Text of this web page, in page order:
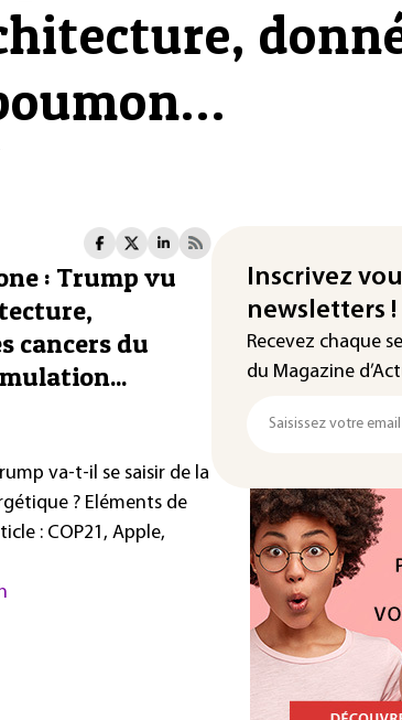
: Trump vu
cancers du
va-t-il se saisir de la
? Eléments de
: COP21, Apple,
Inscrivez
newsletters !
Recevez chaque
du Magazine